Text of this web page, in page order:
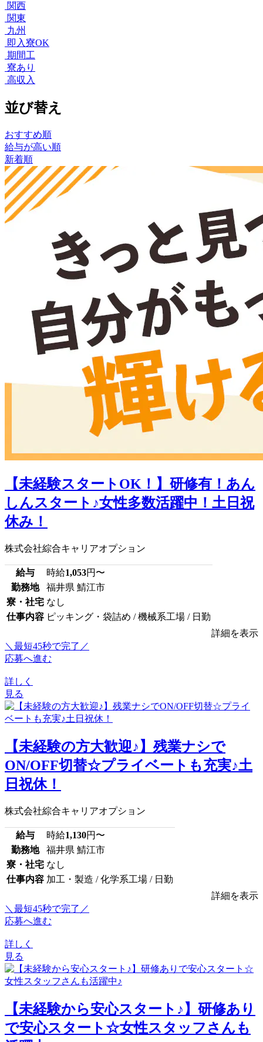
関西
関東
九州
即入寮OK
期間工
寮あり
高収入
並び替え
おすすめ順
給与が高い順
新着順
【未経験スタートOK！】研修有！あん
しんスタート♪女性多数活躍中！土日祝
休み！
株式会社綜合キャリアオプション
給与 時給1,053円〜
勤務地
福井県 鯖江市
寮・社宅 なし
仕事内容 ピッキング・袋詰め / 機械系工場 / 日勤
詳細を表示
＼最短45秒で完了／
応募へ進む
詳しく
見る
【未経験の方大歓迎♪】残業ナシで
ON/OFF切替☆プライベートも充実♪土
日祝休！
株式会社綜合キャリアオプション
給与 時給1,130円〜
勤務地
福井県 鯖江市
寮・社宅 なし
仕事内容 加工・製造 / 化学系工場 / 日勤
詳細を表示
＼最短45秒で完了／
応募へ進む
詳しく
見る
【未経験から安心スタート♪】研修あり
で安心スタート☆女性スタッフさんも